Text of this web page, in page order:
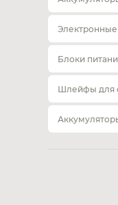
Блоки
Шлейфы для